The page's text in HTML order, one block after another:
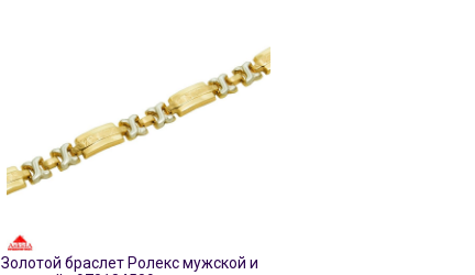
Золотой браслет ‎Ролекс мужской и